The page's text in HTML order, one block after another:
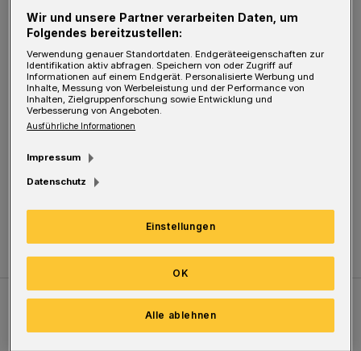
Gehölzpflegearbeiten an Straßen werden
regelmäßig durchgeführt. In erster Linie
dienen sie der Verkehrssicherheit. "Der
Landesbetrieb lässt dazu ,Totholz‘ und zu lang
gewordenen Äste entfernen und in Einzelfällen
gleichzeitig der Gehölzbestand an Straßen
verjüngt. Er treibt von unten wieder durch",
heißt es.
Neueste Artikel
Wir und unsere Partner verarbeiten Daten, um
Folgendes bereitzustellen:
Verwendung genauer Standortdaten. Endgeräteeigenschaften zur
Identifikation aktiv abfragen. Speichern von oder Zugriff auf
Informationen auf einem Endgerät. Personalisierte Werbung und
Inhalte, Messung von Werbeleistung und der Performance von
Inhalten, Zielgruppenforschung sowie Entwicklung und
Verbesserung von Angeboten.
Ausführliche Informationen
Impressum
Datenschutz
Einstellungen
Alle ablehnen
OK